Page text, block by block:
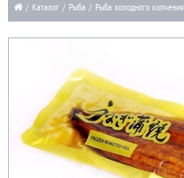
/ Каталог / Рыба / Рыба холодного копчения